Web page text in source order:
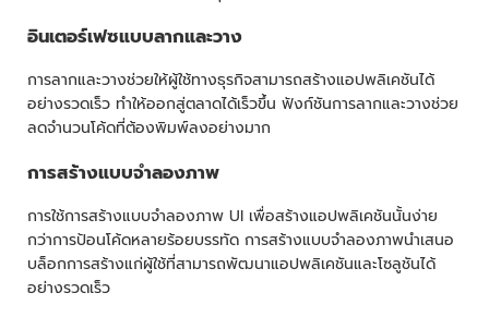
อินเตอร์เฟซแบบลากและวาง
การลากและวางช่วยให้ผู้ใช้ทางธุรกิจสามารถสร้างแอปพลิเคชันได้
อย่างรวดเร็ว ทำให้ออกสู่ตลาดได้เร็วขึ้น ฟังก์ชันการลากและวางช่วย
ลดจำนวนโค้ดที่ต้องพิมพ์ลงอย่างมาก
การสร้างแบบจำลองภาพ
การใช้การสร้างแบบจำลองภาพ UI เพื่อสร้างแอปพลิเคชันนั้นง่าย
กว่าการป้อนโค้ดหลายร้อยบรรทัด การสร้างแบบจำลองภาพนำเสนอ
บล็อกการสร้างแก่ผู้ใช้ที่สามารถพัฒนาแอปพลิเคชันและโซลูชันได้
อย่างรวดเร็ว